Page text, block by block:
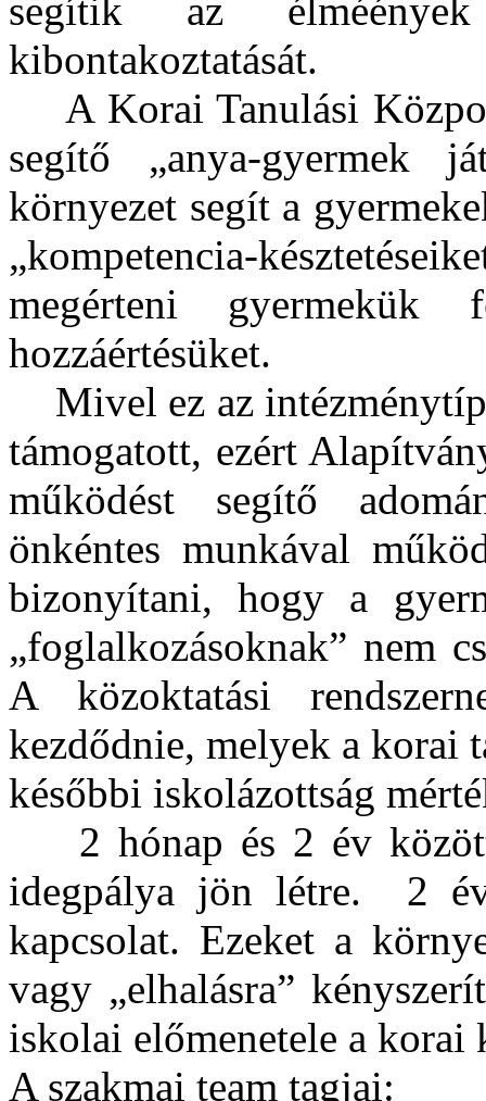
segítik az
kibontakoztatását.
A Korai Tanulási
segítő „anya-gyermek
környezet segít a
„kompetencia-
megérteni
hozzáértésüket.
Mivel ez az
támogatott, ezért
működést segítő
önkéntes munkával
bizonyítani, hogy a
„foglalkozásoknak” nem
A közoktatási
kezdődnie, melyek a korai
későbbi iskolázottság
2 hónap és 2 év
idegpálya jön létre. 2
kapcsolat. Ezeket a
vagy „elhalásra”
iskolai előmenetele a korai
A szakmai team tagjai: